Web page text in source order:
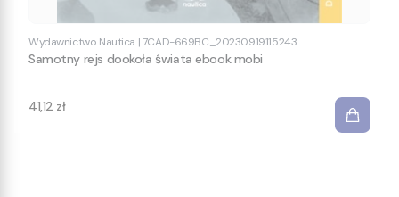
Wydawnictwo Nautica |7CAD-669BC_20230919115243
Samotny rejs dookoła świata ebook mobi
Cena
41,12 zł